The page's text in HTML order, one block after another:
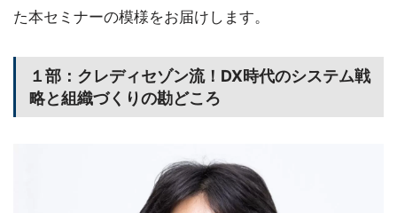
た本セミナーの模様をお届けします。
１部：クレディセゾン流！DX時代のシステム戦
略と組織づくりの勘どころ